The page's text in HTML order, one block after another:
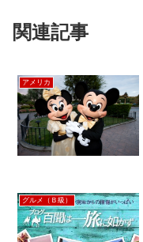
関連記事
アメリカ
グルメ（Ｂ級）